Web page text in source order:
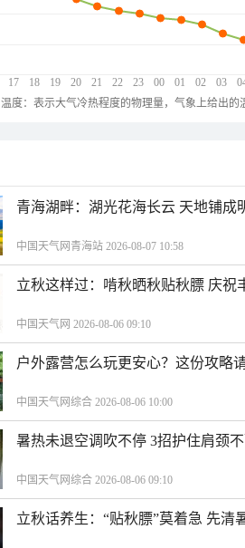
17 18 19 20 21 22 23 00 01 02 03
温度：表示大气冷热程度的物理量，气象上给出
青海湖畔：湖光花海长云 天地铺成
中国天气网青海站 2026-08-07 10:58
立秋这样过：啃秋晒秋贴秋膘 庆祝
中国天气网 2026-08-06 09:10
户外露营怎么玩更安心？这份攻略
中国天气网综合 2026-08-06 10:00
暑热未退空调吹不停 3招护住肩颈
中国天气网综合 2026-08-06 09:10
立秋话养生：“贴秋膘”莫着急 先清